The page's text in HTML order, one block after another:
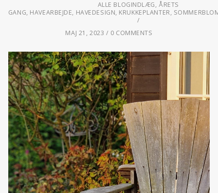
ALLE BLOGINDLÆG,ÅRETS
GANG, HAVEARBEJDE, HAVEDESIGN, KRUKKEPLANTER,
MAJ 21, 2023 0 COMMENTS